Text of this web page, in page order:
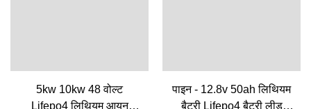
5kw 10kw 48 वोल्ट
Lifepo4 लिथियम आयन
पाइन - 12.8v 50ah लिथियम
बैटरी Lifepo4 बैटरी लीड